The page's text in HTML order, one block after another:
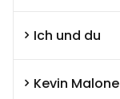
Ich und du
Kevin Malone